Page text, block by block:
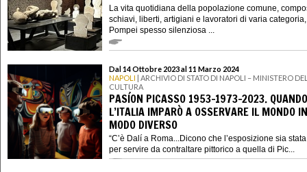
La vita quotidiana della popolazione comune,
schiavi, liberti, artigiani e lavoratori di varia
Pompei spesso silenziosa ...
Dal 14 Ottobre 2023 al 11 Marzo 2024
NAPOLI | ARCHIVIO DI STATO DI NAPOLI – MINISTERO
CULTURA
PASÍON PICASSO 1953-1973-2023. QUANDO
L’ITALIA IMPARÒ A OSSERVARE IL MONDO IN
MODO DIVERSO
“C’è Dalí a Roma...Dicono che l’esposizione sia
per servire da contraltare pittorico a quella di Pic...